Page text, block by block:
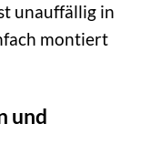
unauffällig in
montiert
und